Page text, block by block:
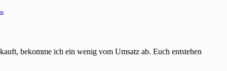
bekomme ich ein wenig vom Umsatz ab. Euch entstehen